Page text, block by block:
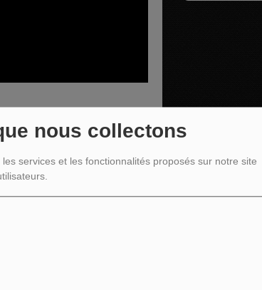
nous collectons
services et les fonctionnalités proposés sur notre site
déjà ça ! " consacrée à
et Baptiste Etienne HAZMAT -